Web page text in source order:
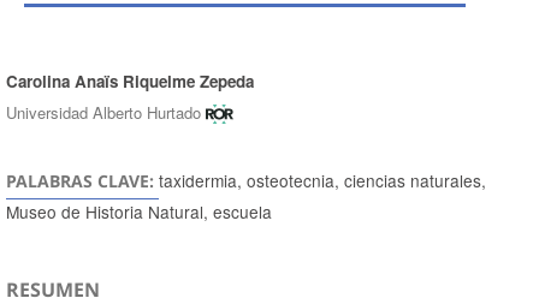
Autores/as
Carolina Anaïs Riquelme Zepeda
Universidad Alberto Hurtado
PALABRAS CLAVE: taxidermia, osteotecnia, ciencias naturales,
Museo de Historia Natural, escuela
RESUMEN